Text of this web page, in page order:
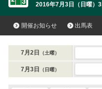
2016年7月3日（日曜）
開催お知らせ 出馬表
7月2日 （土曜）
7月3日 （日曜）